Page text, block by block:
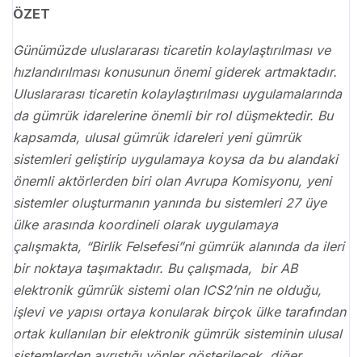
ÖZET
Günümüzde uluslararası ticaretin kolaylaştırılması ve
hızlandırılması konusunun önemi giderek artmaktadır.
Uluslararası ticaretin kolaylaştırılması uygulamalarında
da gümrük idarelerine önemli bir rol düşmektedir. Bu
kapsamda, ulusal gümrük idareleri yeni gümrük
sistemleri geliştirip uygulamaya koysa da bu alandaki
önemli aktörlerden biri olan Avrupa Komisyonu, yeni
sistemler oluşturmanın yanında bu sistemleri 27 üye
ülke arasında koordineli olarak uygulamaya
çalışmakta, “Birlik Felsefesi”ni gümrük alanında da ileri
bir noktaya taşımaktadır. Bu çalışmada, bir AB
elektronik gümrük sistemi olan ICS2’nin ne olduğu,
işlevi ve yapısı ortaya konularak birçok ülke tarafından
ortak kullanılan bir elektronik gümrük sisteminin ulusal